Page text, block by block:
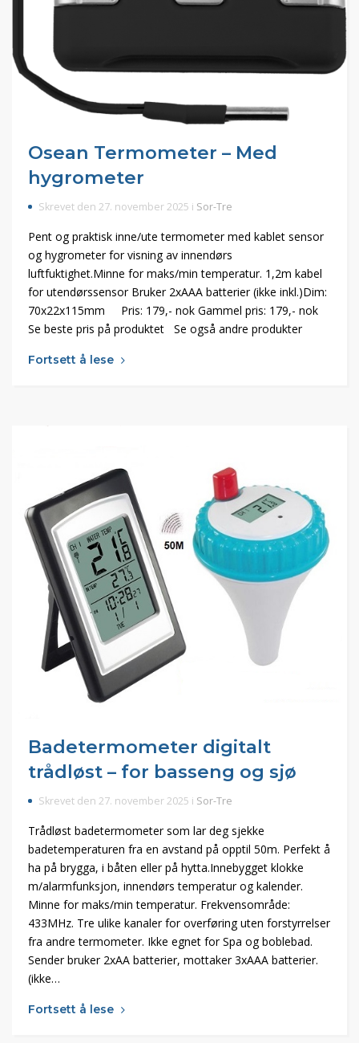
Osean Termometer – Med
hygrometer
Skrevet den 27. november 2025 i Sor-Tre
Pent og praktisk inne/ute termometer med kablet sensor
og hygrometer for visning av innendørs
luftfuktighet.Minne for maks/min temperatur. 1,2m kabel
for utendørssensor Bruker 2xAAA batterier (ikke inkl.)Dim:
70x22x115mm Pris: 179,- nok Gammel pris: 179,- nok
Se beste pris på produktet Se også andre produkter
Fortsett å lese
Badetermometer digitalt
trådløst – for basseng og sjø
Skrevet den 27. november 2025 i Sor-Tre
Trådløst badetermometer som lar deg sjekke
badetemperaturen fra en avstand på opptil 50m. Perfekt å
ha på brygga, i båten eller på hytta.Innebygget klokke
m/alarmfunksjon, innendørs temperatur og kalender.
Minne for maks/min temperatur. Frekvensområde:
433MHz. Tre ulike kanaler for overføring uten forstyrrelser
fra andre termometer. Ikke egnet for Spa og boblebad.
Sender bruker 2xAA batterier, mottaker 3xAAA batterier.
(ikke…
Fortsett å lese